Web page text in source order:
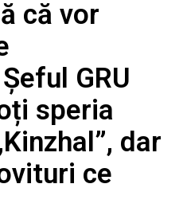
că vor
GRU
speria
dar
ce